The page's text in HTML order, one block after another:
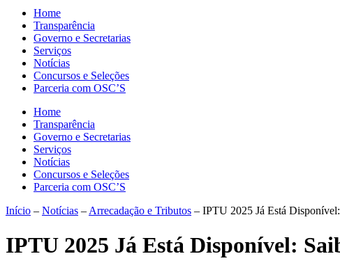
Home
Transparência
Governo e Secretarias
Serviços
Notícias
Concursos e Seleções
Parceria com OSC’S
Home
Transparência
Governo e Secretarias
Serviços
Notícias
Concursos e Seleções
Parceria com OSC’S
Início – Notícias – Arrecadação e Tributos – IPTU 2025 Já Está
IPTU 2025 Já Está Disponível: